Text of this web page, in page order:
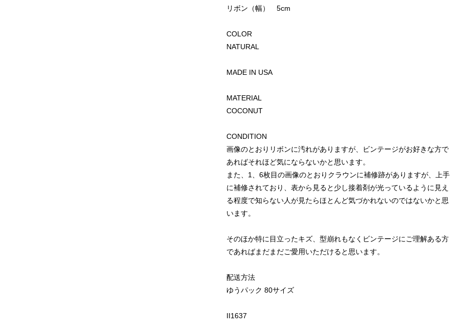
リボン（幅） 5cm
COLOR
NATURAL
MADE IN USA
MATERIAL
COCONUT
CONDITION
画像のとおりリボンに汚れがありますが、ビンテージがお好きな方で
あればそれほど気にならないかと思います。
また、1、6枚目の画像のとおりクラウンに補修跡がありますが、上手
に補修されており、表から見ると少し接着剤が光っているように見え
る程度で知らない人が見たらほとんど気づかれないのではないかと思
います。
そのほか特に目立ったキズ、型崩れもなくビンテージにご理解ある方
であればまだまだご愛用いただけると思います。
配送方法
ゆうパック 80サイズ
II1637